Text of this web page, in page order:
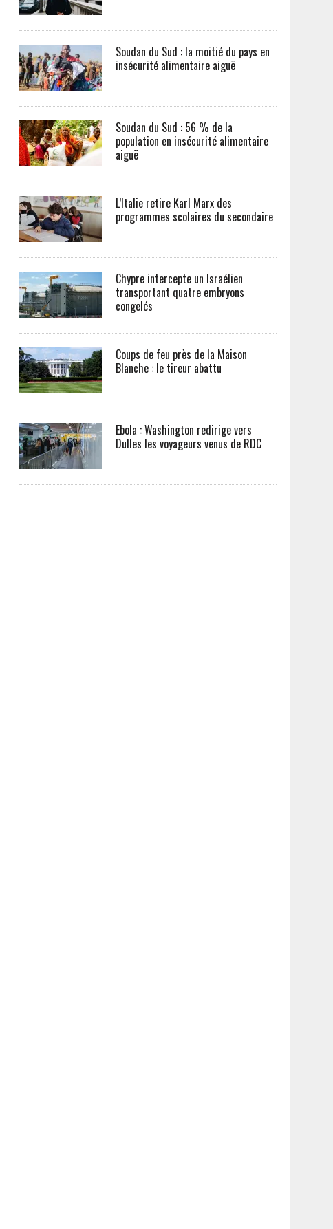
Soudan du Sud : la moitié du pays en
insécurité alimentaire aiguë
Soudan du Sud : 56 % de la
population en insécurité alimentaire
aiguë
L’Italie retire Karl Marx des
programmes scolaires du secondaire
Chypre intercepte un Israélien
transportant quatre embryons
congelés
Coups de feu près de la Maison
Blanche : le tireur abattu
Ebola : Washington redirige vers
Dulles les voyageurs venus de RDC